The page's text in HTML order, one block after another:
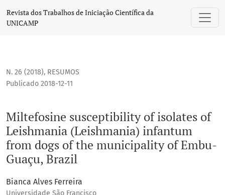
Miltefosine susceptibility of isolates of Leishmania
Revista dos Trabalhos de Iniciação Científica da
UNICAMP
N. 26 (2018), RESUMOS
Miltefosine susceptibility of isolates of
Leishmania (Leishmania) infantum
from dogs of the municipality of Embu-
Guaçu, Brazil
Publicado 2018-12-11
Bianca Alves Ferreira